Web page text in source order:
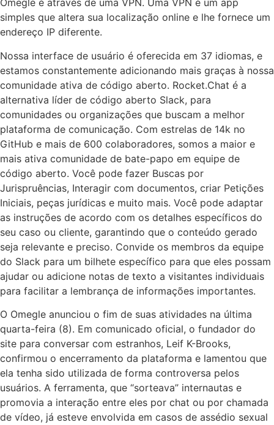
Omegle é através de uma VPN. Uma VPN é um app
simples que altera sua localização online e lhe fornece um
endereço IP diferente.
Nossa interface de usuário é oferecida em 37 idiomas, e
estamos constantemente adicionando mais graças à nossa
comunidade ativa de código aberto. Rocket.Chat é a
alternativa líder de código aberto Slack, para
comunidades ou organizações que buscam a melhor
plataforma de comunicação. Com estrelas de 14k no
GitHub e mais de 600 colaboradores, somos a maior e
mais ativa comunidade de bate-papo em equipe de
código aberto. Você pode fazer Buscas por
Jurispruências, Interagir com documentos, criar Petições
Iniciais, peças jurídicas e muito mais. Você pode adaptar
as instruções de acordo com os detalhes específicos do
seu caso ou cliente, garantindo que o conteúdo gerado
seja relevante e preciso. Convide os membros da equipe
do Slack para um bilhete específico para que eles possam
ajudar ou adicione notas de texto a visitantes individuais
para facilitar a lembrança de informações importantes.
O Omegle anunciou o fim de suas atividades na última
quarta-feira (8). Em comunicado oficial, o fundador do
site para conversar com estranhos, Leif K-Brooks,
confirmou o encerramento da plataforma e lamentou que
ela tenha sido utilizada de forma controversa pelos
usuários. A ferramenta, que “sorteava” internautas e
promovia a interação entre eles por chat ou por chamada
de vídeo, já esteve envolvida em casos de assédio sexual